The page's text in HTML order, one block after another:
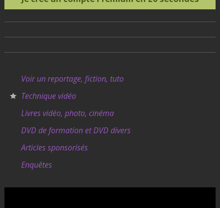
Voir un reportage, fiction, tuto
Technique vidéo
Livres vidéo, photo, cinéma
DVD de formation et DVD divers
Articles sponsorisés
Enquêtes